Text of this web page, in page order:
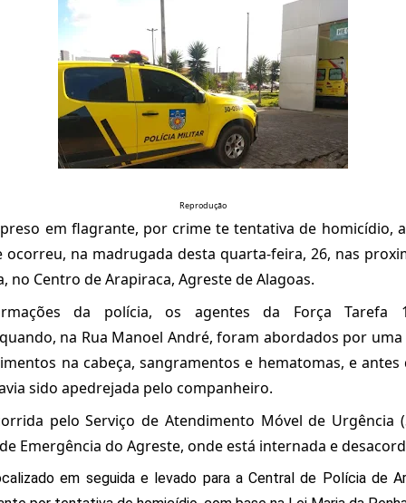
Reprodução
em flagrante, por crime te tentativa de homicídio,
ocorreu, na madrugada desta quarta-feira, 26, nas
no Centro de Arapiraca, Agreste de Alagoas.
da polícia, os agentes da Força Tarefa
na Rua Manoel André, foram abordados por uma
na cabeça, sangramentos e hematomas, e antes
sido apedrejada pelo companheiro.
pelo Serviço de Atendimento Móvel de Urgência
Emergência do Agreste, onde está internada e
em seguida e levado para a Central de Polícia de